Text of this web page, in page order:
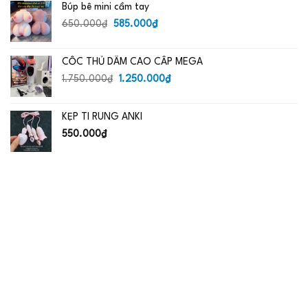
Búp bê mini cầm tay
650.000₫
Giá
650.000₫.
585.000₫Giá
là:
585.000₫.
CỐC THỦ DÂM CAO CẤP MEGA
1.750.000₫
Giá
1.750.000₫.
1.250.000₫Giá
KẸP TI RUNG ANKI
550.000₫